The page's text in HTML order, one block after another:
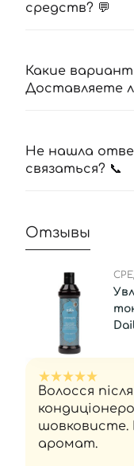
средств? 💬
Какие
Доставляете
Не нашла
связаться? 📞
Отзывы
Волосся
шовковисте.
аромат.